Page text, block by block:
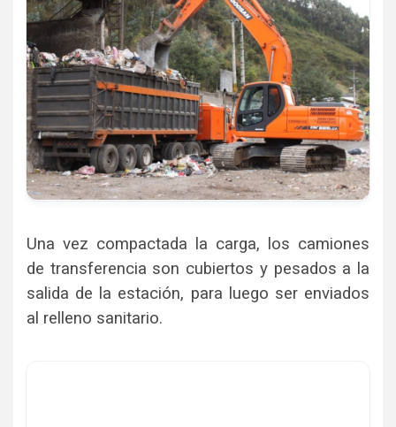
Una vez compactada la carga, los camiones
de transferencia son cubiertos y pesados a la
salida de la estación, para luego ser enviados
al relleno sanitario.